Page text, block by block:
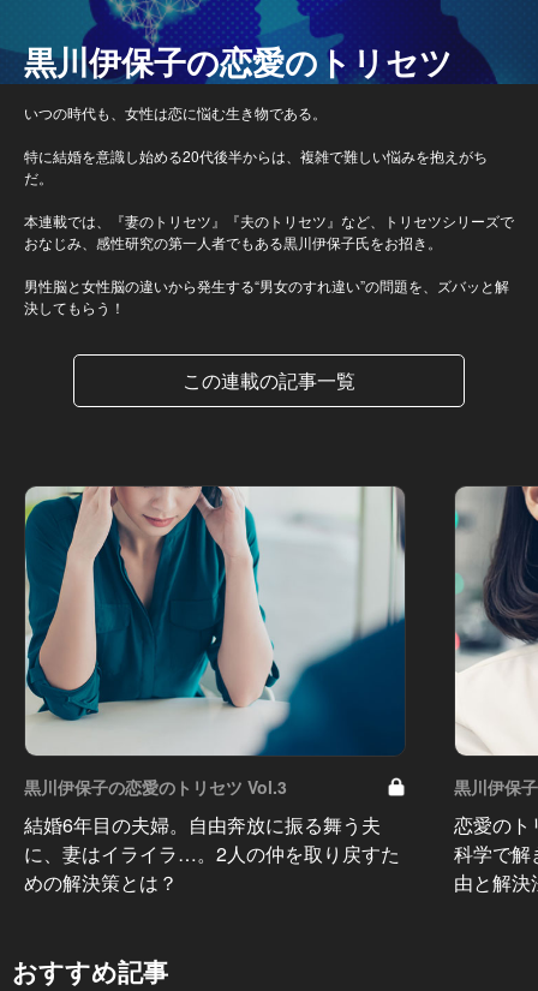
黒川伊保子の恋愛のトリセツ
いつの時代も、女性は恋に悩む生き物である。
特に結婚を意識し始める20代後半からは、複雑で難しい悩みを抱えがち
だ。
本連載では、『妻のトリセツ』『夫のトリセツ』など、トリセツシリーズで
おなじみ、感性研究の第一人者でもある黒川伊保子氏をお招き。
男性脳と女性脳の違いから発生する“男女のすれ違い”の問題を、ズバッと解
決してもらう！
この連載の記事一覧
黒川伊保子の恋愛のトリセツ Vol.3
結婚6年目の夫婦。自由奔放に振る舞う夫
に、妻はイライラ…。2人の仲を取り戻すた
めの解決策とは？
黒川伊保
恋愛のト
科学で解
由と解決
おすすめ記事